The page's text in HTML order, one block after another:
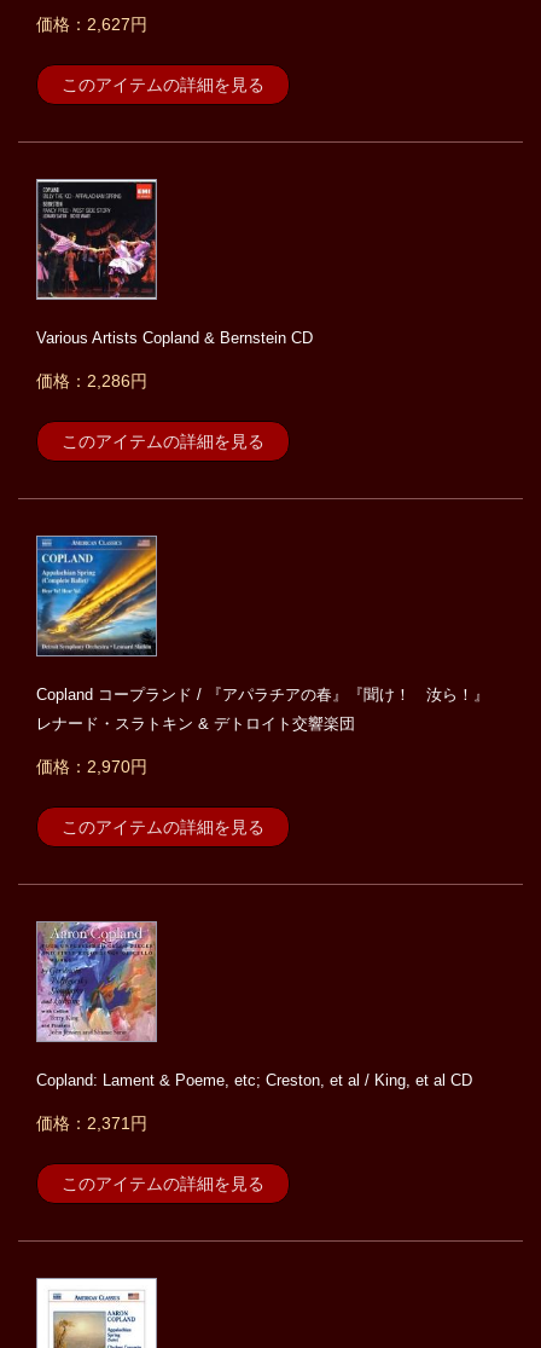
価格：2,627円
このアイテムの詳細を見る
Various Artists Copland & Bernstein CD
価格：2,286円
このアイテムの詳細を見る
Copland コープランド / 『アパラチアの春』『聞け！ 汝ら！』
レナード・スラトキン & デトロイト交響楽団
価格：2,970円
このアイテムの詳細を見る
Copland: Lament & Poeme, etc; Creston, et al / King, et al CD
価格：2,371円
このアイテムの詳細を見る